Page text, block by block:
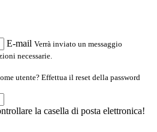
E-mail Verrà inviato un messaggio
necessarie.
utente? Effettua il reset della password
la casella di posta elettronica!